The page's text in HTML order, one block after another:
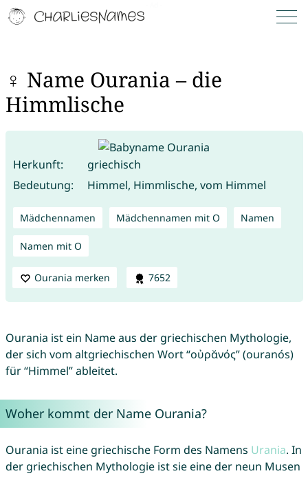
♀ Name Ourania – die
Himmlische
Herkunft:
griechisch
Bedeutung:
Himmel, Himmlische, vom Himmel
Mädchennamen Mädchennamen mit O Namen
Namen mit O
Ourania merken 7652
Ourania ist ein Name aus der griechischen Mythologie,
der sich vom altgriechischen Wort “οὐρᾰνός” (ouranós)
für “Himmel” ableitet.
Woher kommt der Name Ourania?
Ourania ist eine griechische Form des Namens Urania. In
der griechischen Mythologie ist sie eine der neun Musen